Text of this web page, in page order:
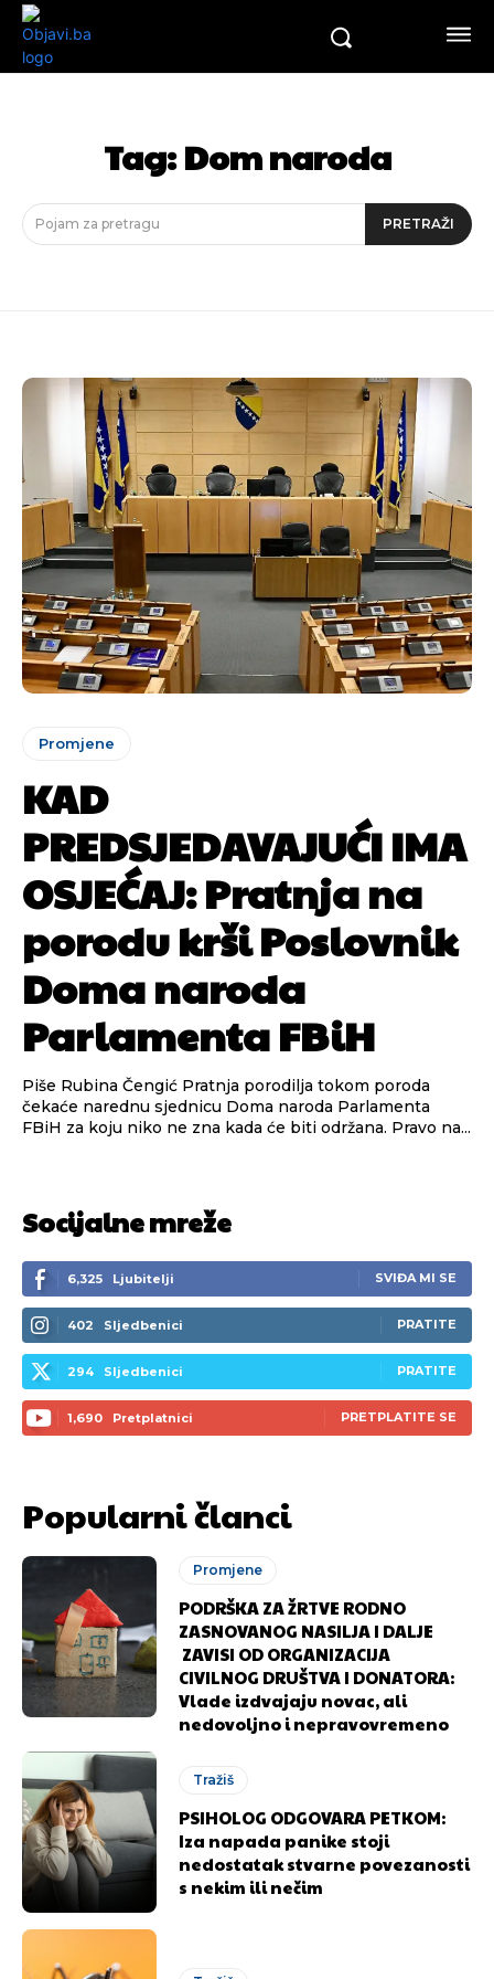
Pusti priču da živi!
Pusti priču da živi!
Tag:Dom naroda
Pojam za pretragu PRETRAŽI
Promjene
KAD
PREDSJEDAVAJUĆI IMA
OSJEĆAJ: Pratnja na
porodu krši Poslovnik
Doma naroda
Parlamenta FBiH
Piše Rubina Čengić Pratnja porodilja tokom poroda
čekaće narednu sjednicu Doma naroda Parlamenta
FBiH za koju niko ne zna kada će biti održana. Pravo na...
Socijalne mreže
6,325 Ljubitelji SVIĐA MI SE
402 Sljedbenici PRATITE
294 Sljedbenici PRATITE
1,690 Pretplatnici PRETPLATITE SE
Popularni članci
Promjene
PODRŠKA ZA ŽRTVE RODNO
ZASNOVANOG NASILJA I DALJE
ZAVISI OD ORGANIZACIJA
CIVILNOG DRUŠTVA I DONATORA:
Vlade izdvajaju novac, ali
nedovoljno i nepravovremeno
Tražiš
PSIHOLOG ODGOVARA PETKOM:
Iza napada panike stoji
nedostatak stvarne povezanosti
s nekim ili nečim